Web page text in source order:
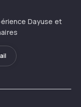
Dayuse et